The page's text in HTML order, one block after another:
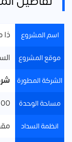
اسم المشروع ذا
موقع المشروع
الشركة المطورة
مساحة الوحدة
انظمة السداد مقدم 5% ,